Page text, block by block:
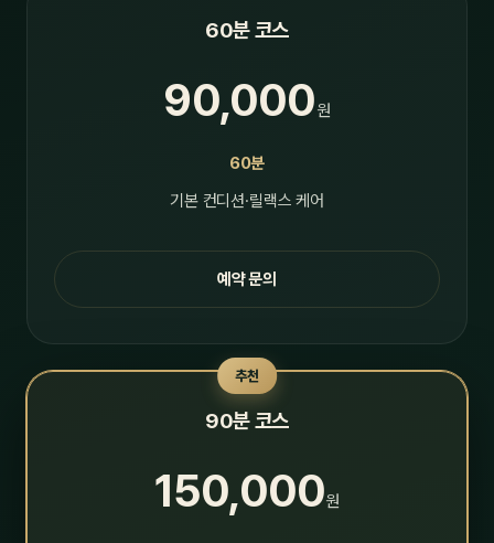
60분 코스
90,000원
60분
기본 컨디션·릴랙스 케어
예약 문의
추천
90분 코스
150,000원